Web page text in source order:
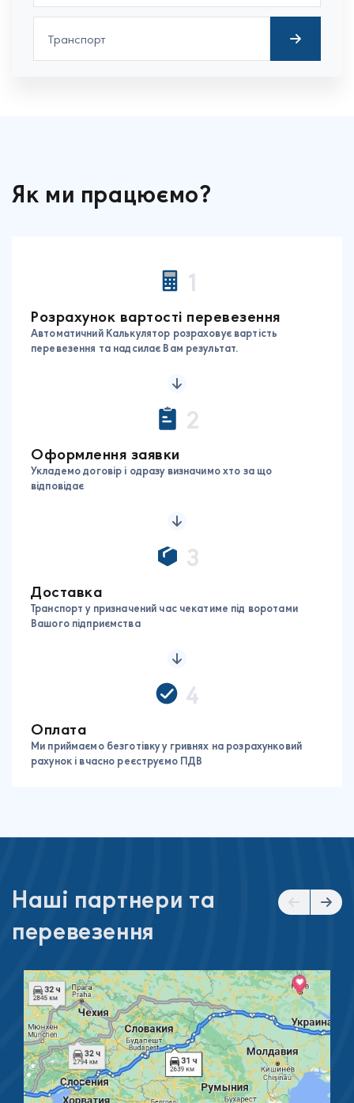
Як ми працюємо?
1
Розрахунок вартості перевезення
Автоматичний Калькулятор розраховує вартість
перевезення та надсилає Вам результат.
2
Оформлення заявки
Укладемо договір і одразу визначимо хто за що
відповідає
3
Доставка
Транспорт у призначений час чекатиме під воротами
Вашого підприємства
4
Оплата
Ми приймаємо безготівку у гривнях на розрахунковий
рахунок і вчасно реєструємо ПДВ
Наші партнери та
перевезення